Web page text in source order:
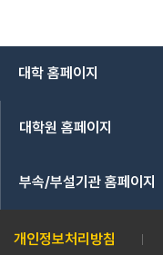
대학 홈페이지
대학원 홈페이지
부속/부설기관 홈페이지
개인정보처리방침